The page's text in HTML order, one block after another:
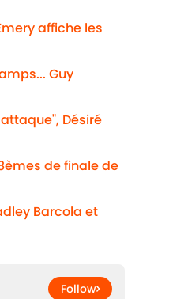
affiche les
Guy
Désiré
de finale de
Barcola et
Follow